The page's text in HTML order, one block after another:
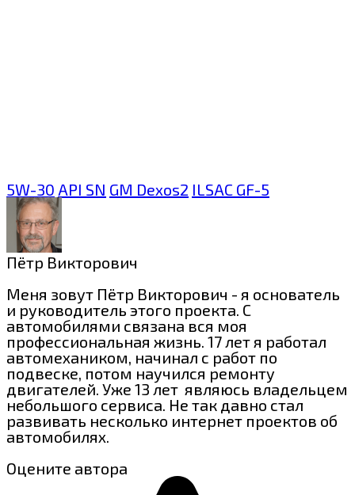
5W-30 API SN GM Dexos2 ILSAC GF-5
Пётр Викторович
Меня зовут Пётр Викторович - я основатель
и руководитель этого проекта. С
автомобилями связана вся моя
профессиональная жизнь. 17 лет я работал
автомехаником, начинал с работ по
подвеске, потом научился ремонту
двигателей. Уже 13 лет являюсь владельцем
небольшого сервиса. Не так давно стал
развивать несколько интернет проектов об
автомобилях.
Оцените автора